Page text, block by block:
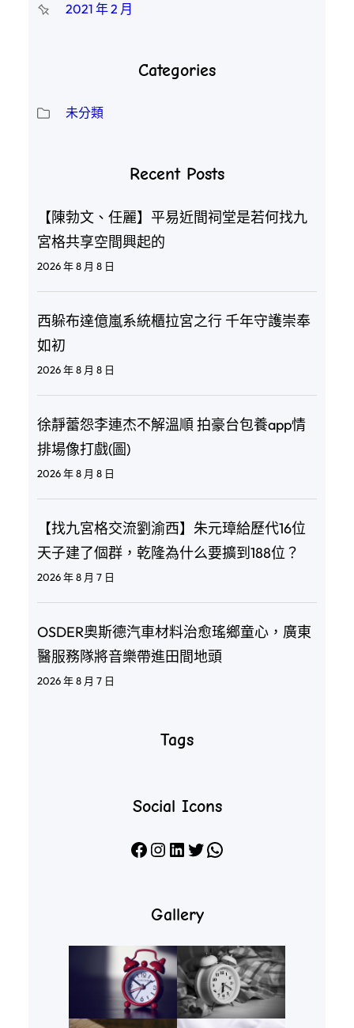
2021 年 2 月
Categories
未分類
Recent Posts
【陳勃文、任麗】平易近間祠堂是若何找九
宮格共享空間興起的
2026 年 8 月 8 日
西躲布達億嵐系統櫃拉宮之行 千年守護崇奉
如初
2026 年 8 月 8 日
徐靜蕾怨李連杰不解溫順 拍豪台包養app情
排場像打戲(圖)
2026 年 8 月 8 日
【找九宮格交流劉渝西】朱元璋給歷代16位
天子建了個群，乾隆為什么要擴到188位？
2026 年 8 月 7 日
OSDER奧斯德汽車材料治愈瑤鄉童心，廣東
醫服務隊將音樂帶進田間地頭
2026 年 8 月 7 日
Tags
Social Icons
Facebook Instagram LinkedIn X WhatsApp
Gallery